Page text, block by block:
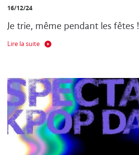
16/12/24
Je trie, même pendant les fêtes !
Lire la suite